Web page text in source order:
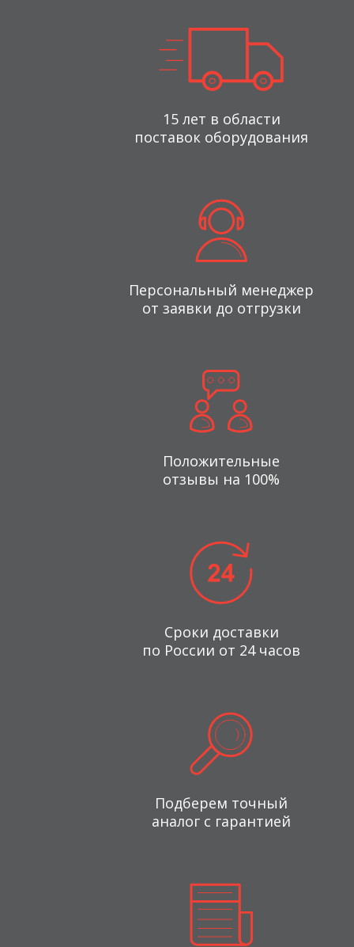
15 лет в области
поставок оборудования
Персональный менеджер
от заявки до отгрузки
Положительные
отзывы на 100%
Сроки доставки
по России от 24 часов
Подберем точный
аналог с гарантией